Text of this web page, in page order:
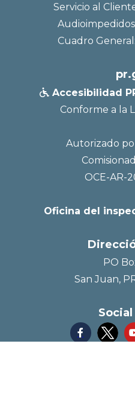
Servicio al
Cuadro
 Accesibilidad
Conforme a la
Autorizado
OCE-AR-
Oficina del
PO
San Juan,
